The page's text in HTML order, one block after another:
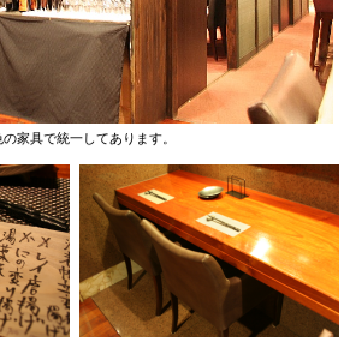
家具で統一してあります。